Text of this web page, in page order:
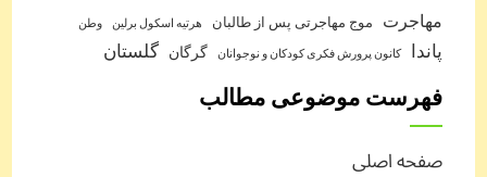
مهاجرت موج مهاجرتی پس از طالبان هرتیه اسکول برلین وطن
پاندا کانون پرورش فکری کودکان و نوجوانان گرگان گلستان
فهرست موضوعی مطالب
صفحه اصلی